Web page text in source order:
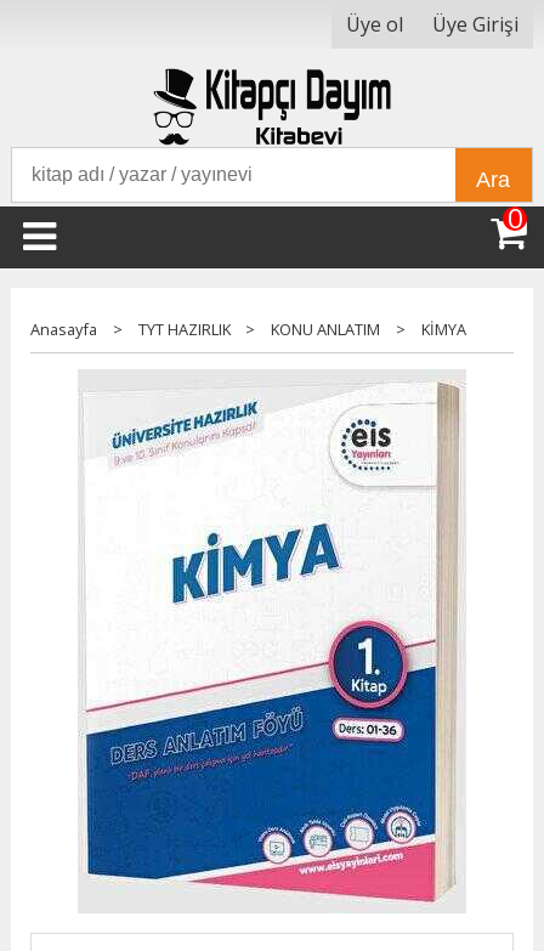
Üye ol Üye Girişi
Ara
0
Anasayfa > TYT HAZIRLIK > KONU ANLATIM > KİMYA